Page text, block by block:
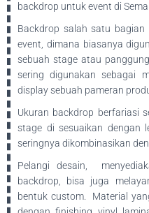
backdrop untuk event di
Backdrop salah satu
event, dimana biasanya
sebuah stage atau
sering digunakan sebagai
display sebuah pameran
Ukuran backdrop berfariasi
stage di sesuaikan dengan
seringnya dikombinasikan
Pelangi desain,
backdrop, bisa juga
bentuk custom. Material